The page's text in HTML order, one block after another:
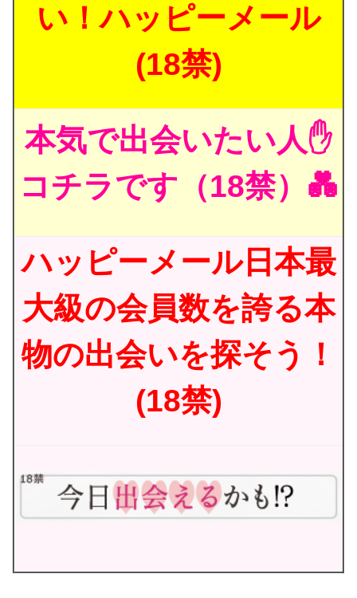
い！ハッピーメール
(18禁)
本気で出会いたい人✋
コチラです（18禁）💑
ハッピーメール日本最
大級の会員数を誇る本
物の出会いを探そう！
(18禁)